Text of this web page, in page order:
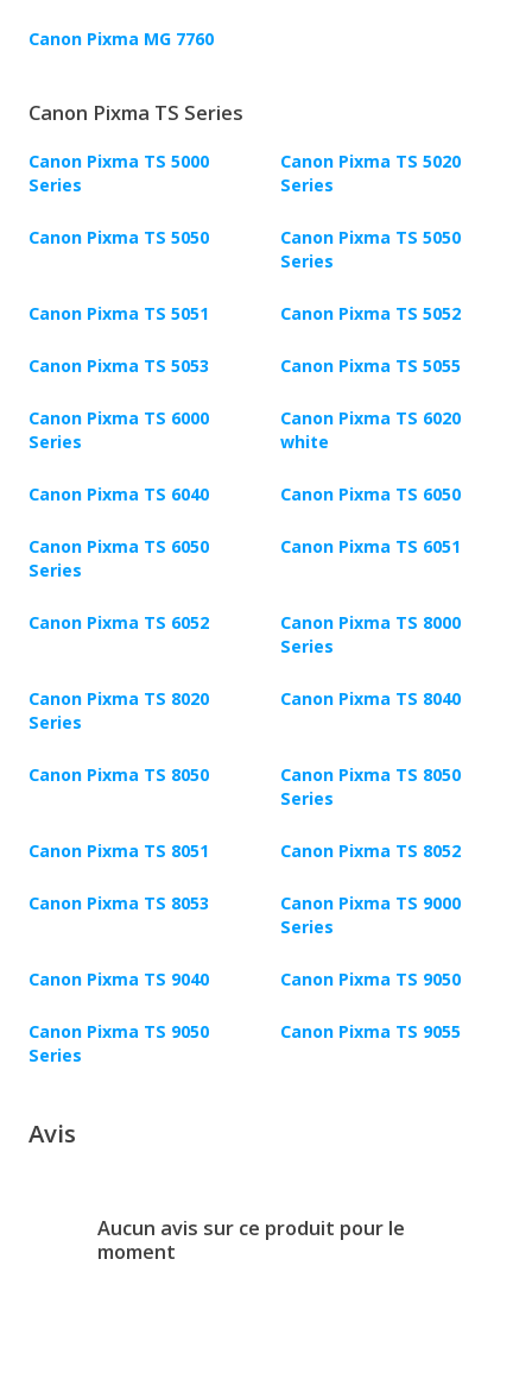
Canon Pixma MG 7760
Canon Pixma TS Series
Canon Pixma TS 5000
Series
Canon Pixma TS 5020
Series
Canon Pixma TS 5050
Canon Pixma TS 5050
Series
Canon Pixma TS 5051 Canon Pixma TS 5052
Canon Pixma TS 5053 Canon Pixma TS 5055
Canon Pixma TS 6000
Series
Canon Pixma TS 6020
white
Canon Pixma TS 6040 Canon Pixma TS 6050
Canon Pixma TS 6050
Series
Canon Pixma TS 6051
Canon Pixma TS 6052
Canon Pixma TS 8000
Series
Canon Pixma TS 8020
Series
Canon Pixma TS 8040
Canon Pixma TS 8050
Canon Pixma TS 8050
Series
Canon Pixma TS 8051 Canon Pixma TS 8052
Canon Pixma TS 8053
Canon Pixma TS 9000
Series
Canon Pixma TS 9040 Canon Pixma TS 9050
Canon Pixma TS 9050
Series
Canon Pixma TS 9055
Avis
Aucun avis sur ce produit pour le
moment